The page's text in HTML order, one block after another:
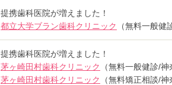
提携歯科医院が増えました！
都立大学ブラン歯科クリニック
（無料一般
提携歯科医院が増えました！
茅ヶ崎田村歯科クリニック
（無料一般健診/
茅ヶ崎田村歯科クリニック
（無料矯正相談/